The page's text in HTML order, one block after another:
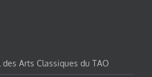
Arts Classiques du TAO